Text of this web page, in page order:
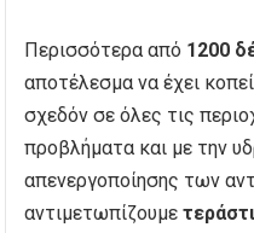
Περισσότερα από 1200
αποτέλεσμα να έχει
σχεδόν σε όλες τις
προβλήματα και με την
απενεργοποίησης των
αντιμετωπίζουμε